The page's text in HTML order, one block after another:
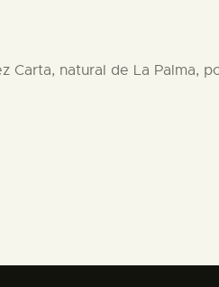
Carta, natural de La Palma,